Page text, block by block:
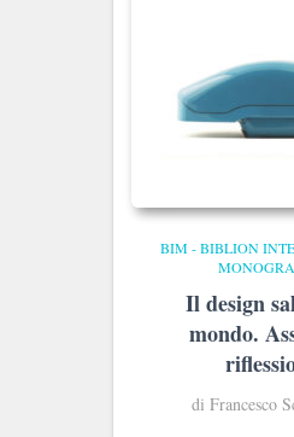
BIM - BIBLION
Il design
mondo.
di Francesco